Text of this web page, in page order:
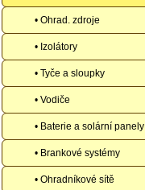
• Ohrad. zdroje
• Izolátory
• Tyče a sloupky
• Vodiče
• Baterie a solární panely
• Brankové systémy
• Ohradníkové sítě